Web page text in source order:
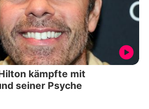
kämpfte mit
seiner Psyche